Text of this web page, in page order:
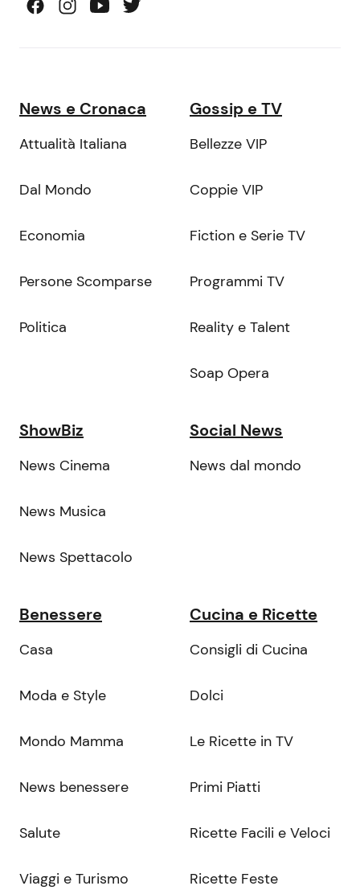
News e Cronaca
Attualità Italiana
Dal Mondo
Economia
Persone Scomparse
Politica
Gossip e TV
Bellezze VIP
Coppie VIP
Fiction e Serie TV
Programmi TV
Reality e Talent
Soap Opera
ShowBiz
News Cinema
News Musica
News Spettacolo
Social News
News dal mondo
Benessere
Casa
Moda e Style
Mondo Mamma
News benessere
Salute
Viaggi e Turismo
Cucina e Ricette
Consigli di Cucina
Dolci
Le Ricette in TV
Primi Piatti
Ricette Facili e Veloci
Ricette Feste